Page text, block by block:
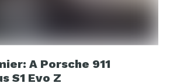
A Porsche 911
S1 Evo Z